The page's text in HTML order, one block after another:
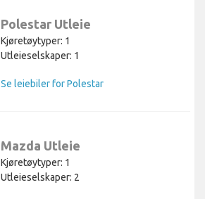
Polestar Utleie
Kjøretøytyper: 1
Utleieselskaper: 1
Se leiebiler for Polestar
Mazda Utleie
Kjøretøytyper: 1
Utleieselskaper: 2